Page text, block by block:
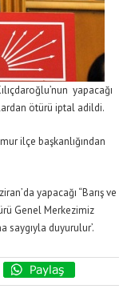
yapacağı
ötürü iptal adildi.
ilçe başkanlığından
yapacağı “Barış ve
Genel Merkezimiz
saygıyla duyurulur’.